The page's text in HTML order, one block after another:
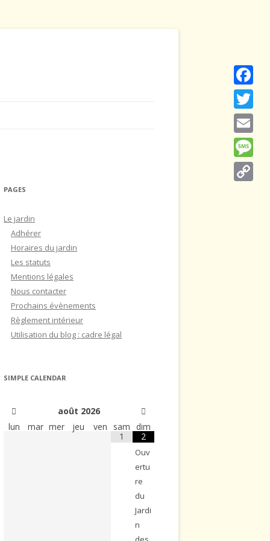
PAGES
Le jardin
Adhérer
Horaires du jardin
Les statuts
Mentions légales
Nous contacter
Prochains évènements
Règlement intérieur
Utilisation du blog : cadre légal
SIMPLE CALENDAR
août 2026
lun
mar mer jeu ven sam
dim
1
2
Ouv
ertu
re
du
Jardi
n
Twitter
Email
Message